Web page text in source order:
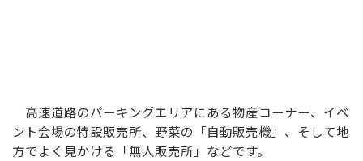
高速道路のパーキングエリアにある物産コーナー、イベ
ント会場の特設販売所、野菜の「自動販売機」、そして地
方でよく見かける「無人販売所」などです。